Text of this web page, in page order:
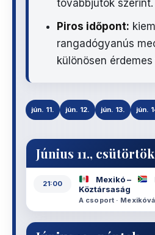
továbbjutók szerint.
Piros időpont:
rangadógyanús
különösen
jún. 11. jún. 12. jún. 13. jún.
Június 11., csütörtök
21:00 Mexikó –
Köztársaság
A csoport ·